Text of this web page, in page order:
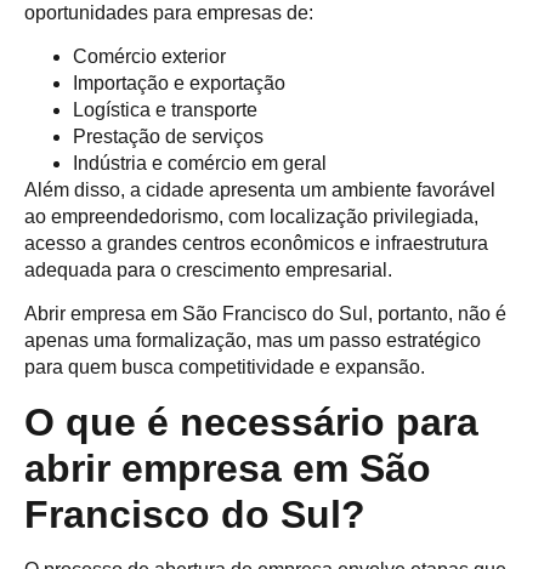
oportunidades para empresas de:
Comércio exterior
Importação e exportação
Logística e transporte
Prestação de serviços
Indústria e comércio em geral
Além disso, a cidade apresenta um ambiente favorável
ao empreendedorismo, com localização privilegiada,
acesso a grandes centros econômicos e infraestrutura
adequada para o crescimento empresarial.
Abrir empresa em São Francisco do Sul, portanto, não é
apenas uma formalização, mas um passo estratégico
para quem busca competitividade e expansão.
O que é necessário para
abrir empresa em São
Francisco do Sul?